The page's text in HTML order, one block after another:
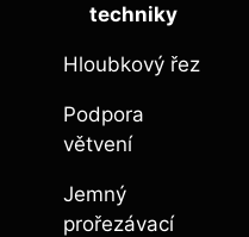
techniky
Hloubkový řez
Podpora
větvení
Jemný
prořezávací